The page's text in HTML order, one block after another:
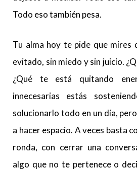
Todo eso también pesa.
Tu alma hoy te pide que mires
evitado, sin miedo y sin juicio.
¿Qué te está quitando
innecesarias estás
solucionarlo todo en un día,
a hacer espacio. A veces basta
ronda, con cerrar una
algo que no te pertenece o